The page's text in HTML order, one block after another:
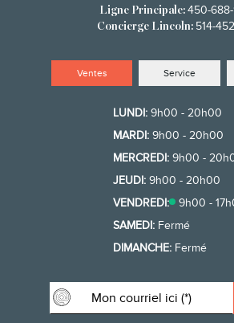
Ligne Principale: 450-
Concierge Lincoln: 514-
Ventes Service
LUNDI: 9h00 - 20h00
MARDI: 9h00 - 20h00
MERCREDI: 9h00 -
JEUDI: 9h00 - 20h00
VENDREDI:
9h00 -
SAMEDI: Fermé
DIMANCHE: Fermé